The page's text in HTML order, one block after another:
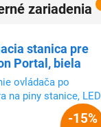
zariadenia
stanica pre
Portal, biela
ovládača po
na piny stanice, LED
-15%